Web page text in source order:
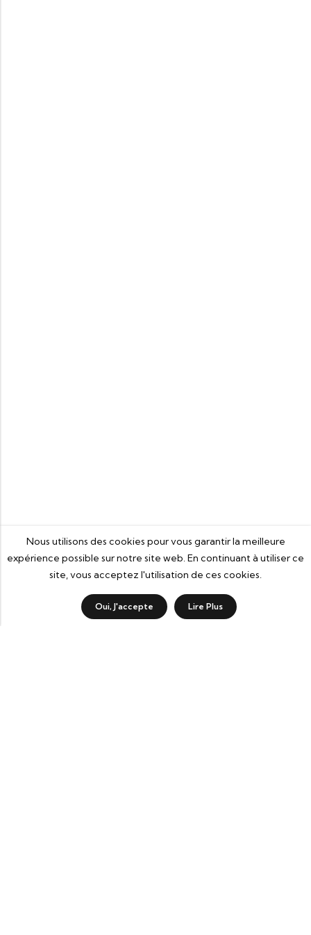
Categorie Wishlist
Nous utilisons des cookies pour vous garantir la meilleure
expérience possible sur notre site web. En continuant à utiliser ce
site, vous acceptez l'utilisation de ces cookies.
Oui, J'accepte Lire Plus